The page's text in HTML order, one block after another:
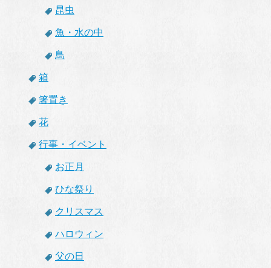
昆虫
魚・水の中
鳥
箱
箸置き
花
行事・イベント
お正月
ひな祭り
クリスマス
ハロウィン
父の日